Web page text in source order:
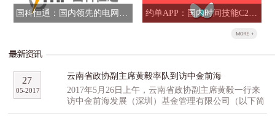
国科恒通：国内领先的电网信息化解决方案提供商 约单APP：国内时间技能C2C交易平台
云南省政协副主席黄毅率队到访中金前海
2017年5月26日上午，云南省政协副主席黄毅一行来
访中金前海发展（深圳）基金管理有限公司（以下简
称“中金前海”），与中金前海副总经理石明达、董事
2017
-
05
27